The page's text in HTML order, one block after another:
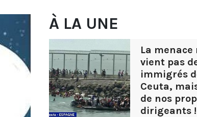
À LA UNE
La menace
vient pas
immigrés
Ceuta,
de nos
dirigeants !